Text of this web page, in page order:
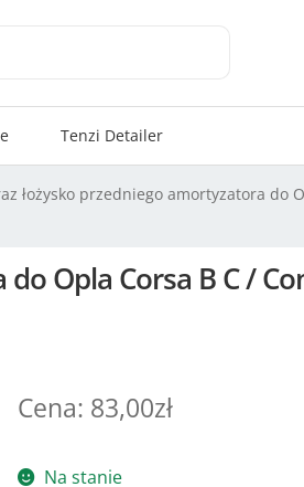
Tenzi Detailer
łożysko przedniego amortyzatora do
Opla Corsa B C /
83,00zł
Na stanie